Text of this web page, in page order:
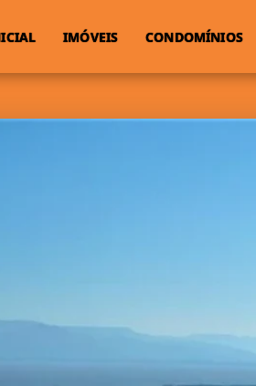
IMÓVEIS CONDOMÍNIOS